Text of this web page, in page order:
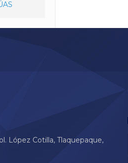
López Cotilla, Tlaquepaque,